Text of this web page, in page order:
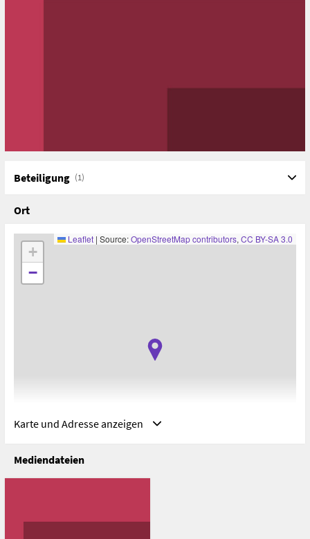
Beteiligung (1)
Ort
+
−
Leaflet | Source:OpenStreetMap contributors, CC BY-SA 3.0
Malta
Karte und Adresse anzeigen
Mediendateien